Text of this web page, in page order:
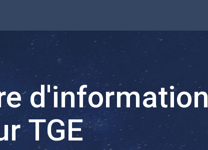
d'information
TGE